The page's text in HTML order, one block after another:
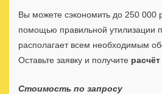
Вы можете сэкономить до 250 000
помощью правильной утилизации
располагает всем необходимым
Оставьте заявку и получите
Стоимость по запросу